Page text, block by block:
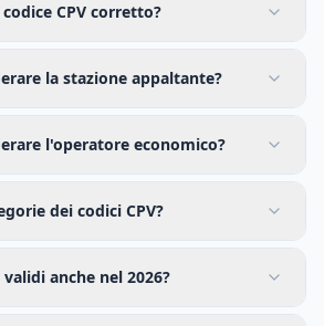
CPV corretto?
la stazione appaltante?
l'operatore economico?
dei codici CPV?
anche nel 2026?